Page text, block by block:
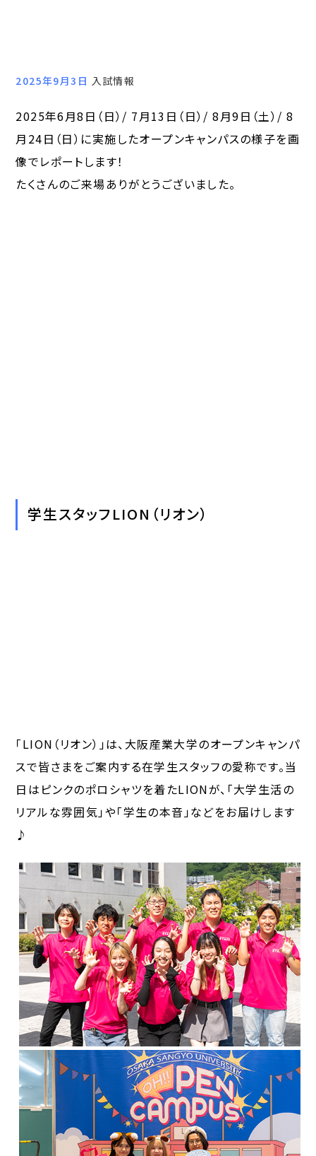
2025年9月3日 入試情報
2025年6月8日（日）/ 7月13日（日）/ 8月9日（土）/ 8
月24日（日）に実施したオープンキャンパスの様子を画
像でレポートします！
たくさんのご来場ありがとうございました。
学生スタッフLION（リオン）
「LION（リオン）」は、大阪産業大学のオープンキャンパ
スで皆さまをご案内する在学生スタッフの愛称です。当
日はピンクのポロシャツを着たLIONが、「大学生活の
リアルな雰囲気」や「学生の本音」などをお届けします
♪